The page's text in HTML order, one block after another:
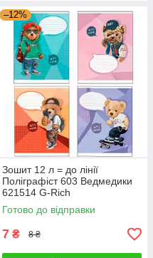
–12%
Зошит 12 л = до лінії
Поліграфіст 603 Ведмедики
621514 G-Rich
Готово до відправки
7 ₴ 8 ₴